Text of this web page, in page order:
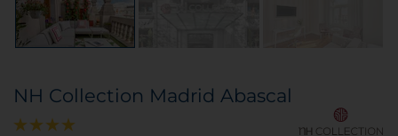
NH Collection Madrid Abascal